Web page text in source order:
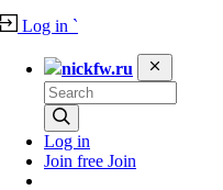
Log in `
nickfw.ru
Log in
Join free Join